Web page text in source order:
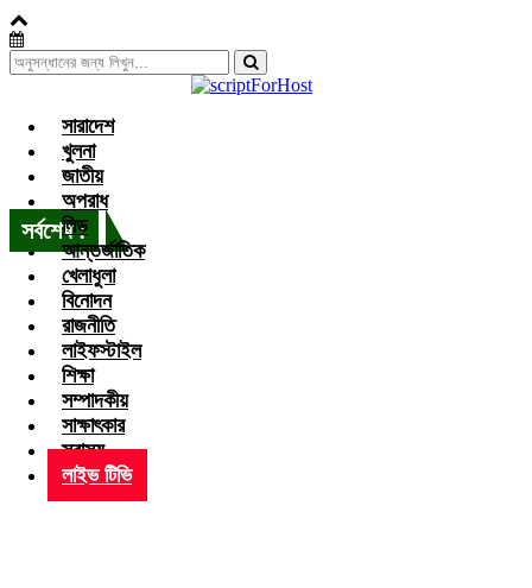
সারাদেশ
খুলনা
জাতীয়
অপরাধ
লিড
আন্তর্জাতিক
খেলাধুলা
বিনোদন
রাজনীতি
লাইফস্টাইল
শিক্ষা
সম্পাদকীয়
সাক্ষাৎকার
স্বাস্থ্য
লাইভ টিভি
সর্বশেষ :